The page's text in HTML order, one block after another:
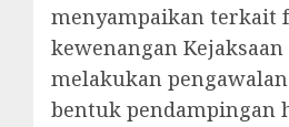
menyampaikan terkait
kewenangan Kejaksaan
melakukan
bentuk pendampingan